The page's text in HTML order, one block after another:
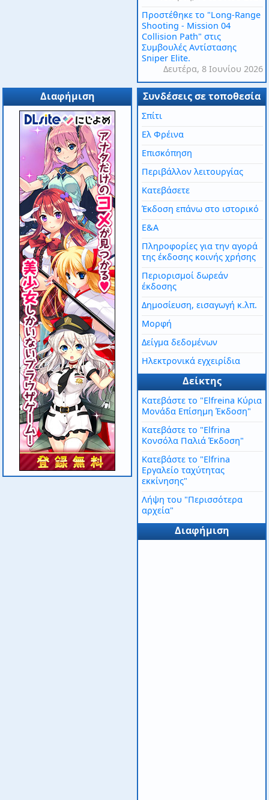
Προστέθηκε το "Long-Range
Shooting - Mission 04
Collision Path" στις
Συμβουλές Αντίστασης
Sniper Elite.
Δευτέρα, 8 Ιουνίου 2026
Διαφήμιση Συνδέσεις σε τοποθεσία
Σπίτι
Ελ Φρέινα
Επισκόπηση
Περιβάλλον λειτουργίας
Κατεβάσετε
Έκδοση επάνω στο ιστορικό
Ε&Α
Πληροφορίες για την αγορά
της έκδοσης κοινής χρήσης
Περιορισμοί δωρεάν
έκδοσης
Δημοσίευση, εισαγωγή κ.λπ.
Μορφή
Δείγμα δεδομένων
Ηλεκτρονικά εγχειρίδια
Δείκτης
Κατεβάστε το "Elfreina Κύρια
Μονάδα Επίσημη Έκδοση"
Κατεβάστε το "Elfrina
Κονσόλα Παλιά Έκδοση"
Κατεβάστε το "Elfrina
Εργαλείο ταχύτητας
εκκίνησης"
Λήψη του "Περισσότερα
αρχεία"
Διαφήμιση